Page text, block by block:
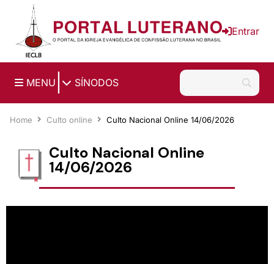
Ir para o conteúdo principal
Entrar
MENU SÍNODOS
Home Culto online Culto Nacional Online 14/06/2026
Culto Nacional Online
14/06/2026